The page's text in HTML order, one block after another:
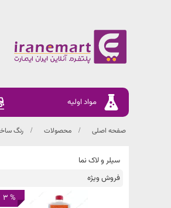
مواد اولیه
صفحه اصلی محصولات رنگ
سیلر و لاک نما
فروش ویژه
% 3